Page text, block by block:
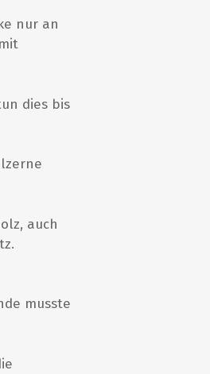
nur an
dies bis
auch
musste